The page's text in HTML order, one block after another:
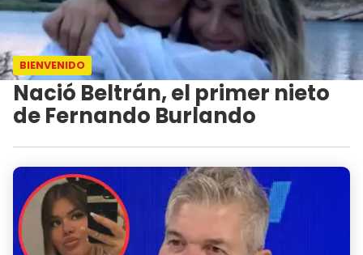
BIENVENIDO
Nació Beltrán, el primer nieto
de Fernando Burlando